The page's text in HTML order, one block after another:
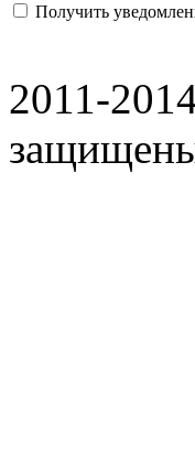
Получить
2011-